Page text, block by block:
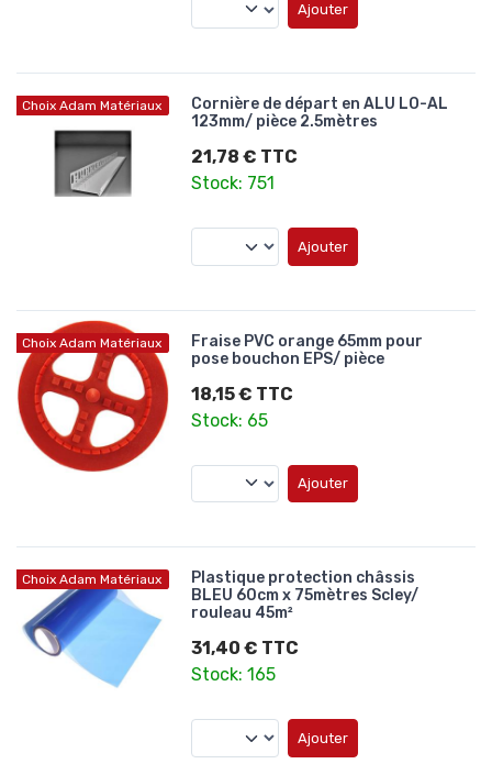
Ajouter
Choix Adam Matériaux
Cornière de départ en ALU LO-AL
123mm/ pièce 2.5mètres
21,78 € TTC
Stock: 751
Ajouter
Choix Adam Matériaux
Fraise PVC orange 65mm pour
pose bouchon EPS/ pièce
18,15 € TTC
Stock: 65
Ajouter
Choix Adam Matériaux
Plastique protection châssis
BLEU 60cm x 75mètres Scley/
rouleau 45m²
31,40 € TTC
Stock: 165
Ajouter